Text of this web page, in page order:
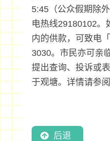
5:45（公众假期除
电热线29180102。
内的供款，可致电
3030。市民亦可亲
提出查询、投诉或
于观塘。详情请参
后退